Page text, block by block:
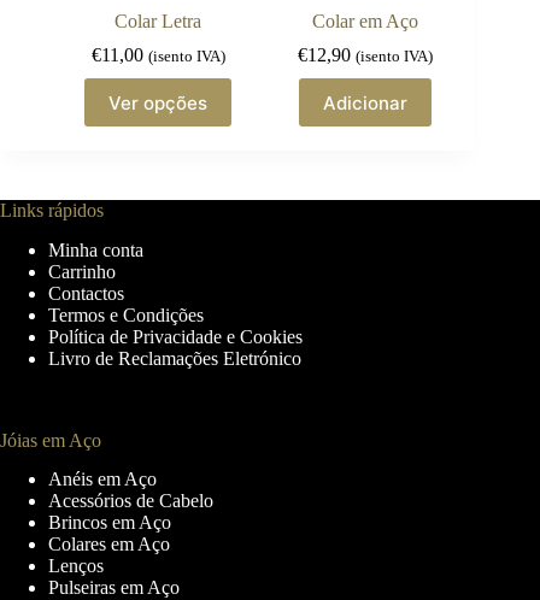
Colar Letra
€11,00 (isento IVA)
Ver opções
product
has
The
on
the
product
page
Colar em Aço
€12,90 (isento IVA)
Adicionar
Links rápidos
Minha conta
Carrinho
Contactos
Termos e Condições
Política de Privacidade e Cookies
Livro de Reclamações Eletrónico
Jóias em Aço
Anéis em Aço
Acessórios de Cabelo
Brincos em Aço
Colares em Aço
Lenços
Pulseiras em Aço